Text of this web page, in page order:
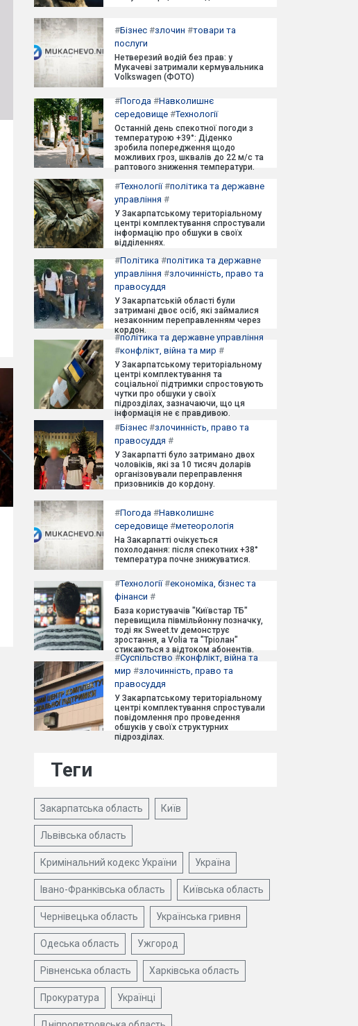
#Бізнес #злочин #товари та
послуги
Нетверезий водій без прав: у
Мукачеві затримали кермувальника
Volkswagen (ФОТО)
#Погода #Навколишнє
середовище #Технології
Останній день спекотної погоди з
температурою +39°: Діденко
зробила попередження щодо
можливих гроз, шквалів до 22 м/с та
раптового зниження температури.
#Технології#політика та державне
управління #
У Закарпатському територіальному
центрі комплектування спростували
інформацію про обшуки в своїх
відділеннях.
#Політика #політика та державне
управління #злочинність, право та
правосуддя
У Закарпатській області були
затримані двоє осіб, які займалися
незаконним переправленням через
кордон.
#політика та державне управління
#конфлікт, війна та мир #
У Закарпатському територіальному
центрі комплектування та
соціальної підтримки спростовують
чутки про обшуки у своїх
підрозділах, зазначаючи, що ця
інформація не є правдивою.
#Бізнес #злочинність, право та
правосуддя #
У Закарпатті було затримано двох
чоловіків, які за 10 тисяч доларів
організовували переправлення
призовників до кордону.
#Погода #Навколишнє
середовище #метеорологія
На Закарпатті очікується
похолодання: після спекотних +38°
температура почне знижуватися.
#Технології#економіка, бізнес та
фінанси #
База користувачів "Київстар ТБ"
перевищила півмільйонну позначку,
тоді як Sweet.tv демонструє
зростання, а Volia та "Тріолан"
стикаються з відтоком абонентів.
#Суспільство #конфлікт, війна та
мир #злочинність, право та
правосуддя
У Закарпатському територіальному
центрі комплектування спростували
повідомлення про проведення
обшуків у своїх структурних
підрозділах.
Теги
Закарпатська область Київ
Львівська область
Кримінальний кодекс України Україна
Івано-Франківська область Київська область
Чернівецька область Українська гривня
Одеська область Ужгород
Рівненська область Харківська область
Прокуратура Українці